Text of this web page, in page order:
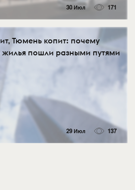
30 Июл 171
Тюмень копит: почему
пошли разными путями
29 Июл 137